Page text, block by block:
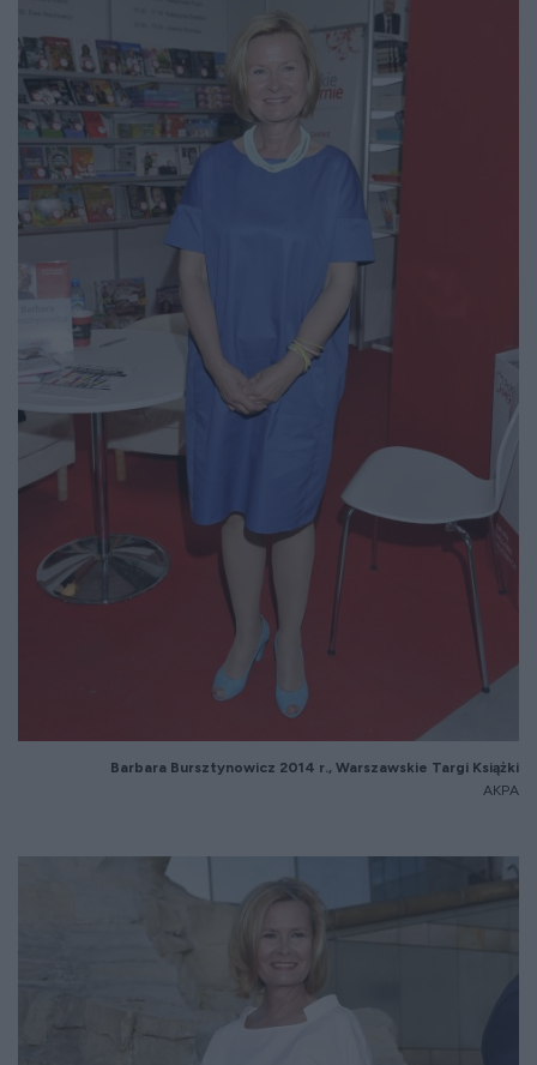
Barbara Bursztynowicz 2014 r., Warszawskie Targi Książki
AKPA